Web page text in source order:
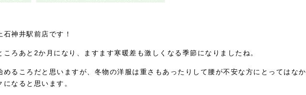
神井駅前店です！
ころあと2か月になり、ますます寒暖差も激しくなる季節になりましたね。
めるころだと思いますが、冬物の洋服は重さもあったりして腰が不安な方にとってはなか
なると思います。